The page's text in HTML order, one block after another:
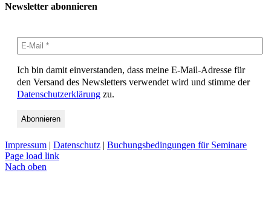
Newsletter abonnieren
Ich bin damit einverstanden, dass meine E-Mail-Adresse für
den Versand des Newsletters verwendet wird und stimme der
Datenschutzerklärung zu.
Impressum | Datenschutz | Buchungsbedingungen für Seminare
Page load link
Nach oben